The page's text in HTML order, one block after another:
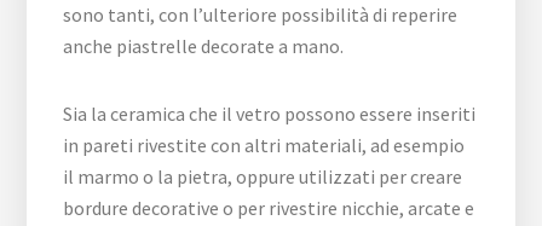
sono tanti, con l’ulteriore possibilità di reperire
anche piastrelle decorate a mano.
Sia la ceramica che il vetro possono essere inseriti
in pareti rivestite con altri materiali, ad esempio
il marmo o la pietra, oppure utilizzati per creare
bordure decorative o per rivestire nicchie, arcate e